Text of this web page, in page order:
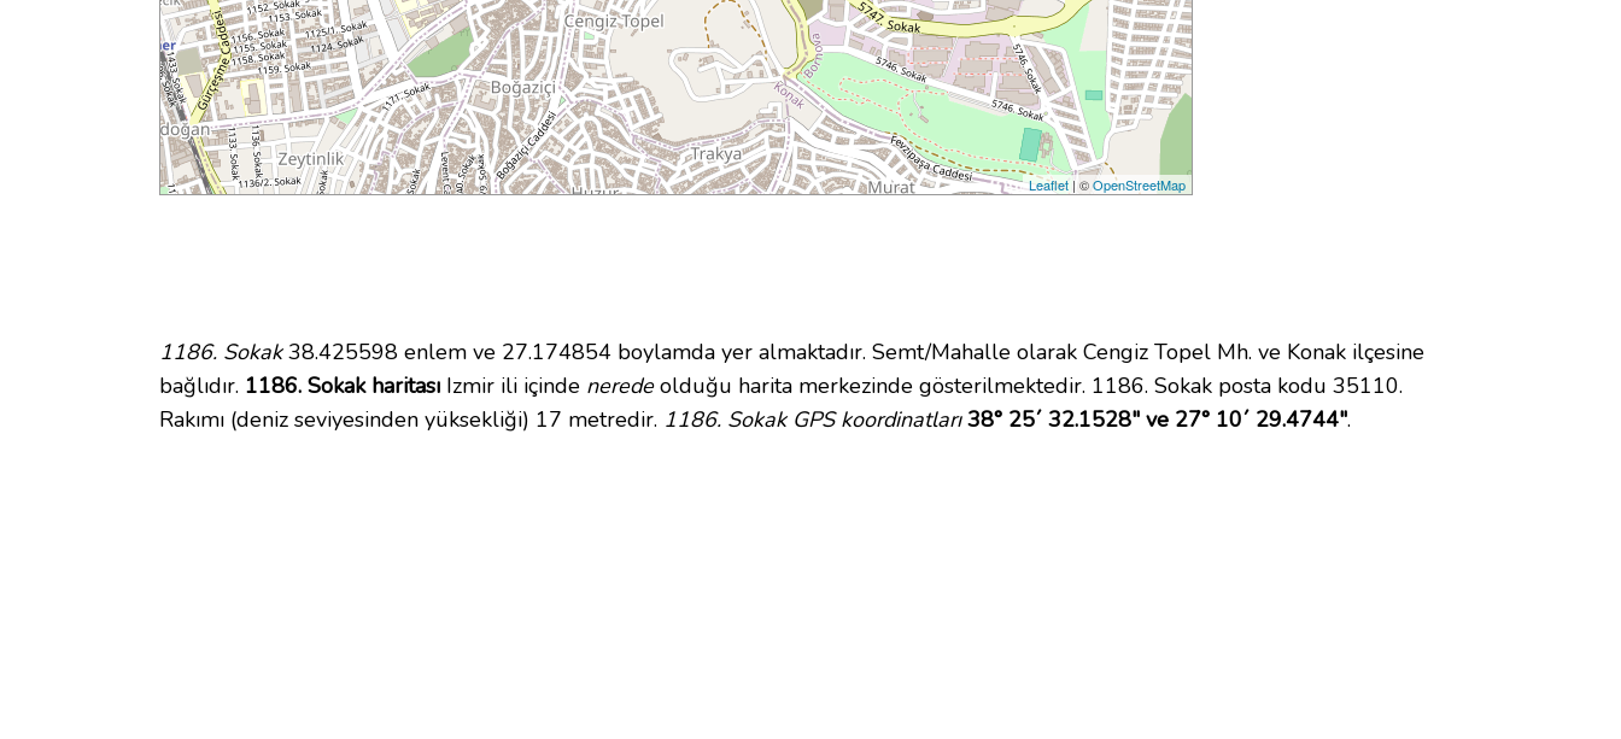
Leaflet| ©OpenStreetMap
1186. Sokak38.425598 enlem ve 27.174854 boylamda yer almaktadır. Semt/Mahalle olarak Cengiz Topel Mh. ve Konak ilçesine
bağlıdır. 1186. Sokak haritası Izmir ili içinde neredeolduğu harita merkezinde gösterilmektedir. 1186. Sokak posta kodu 35110.
Rakımı (deniz seviyesinden yüksekliği) 17 metredir. 1186. Sokak GPS koordinatları 38° 25´ 32.1528" ve 27° 10´ 29.4744".